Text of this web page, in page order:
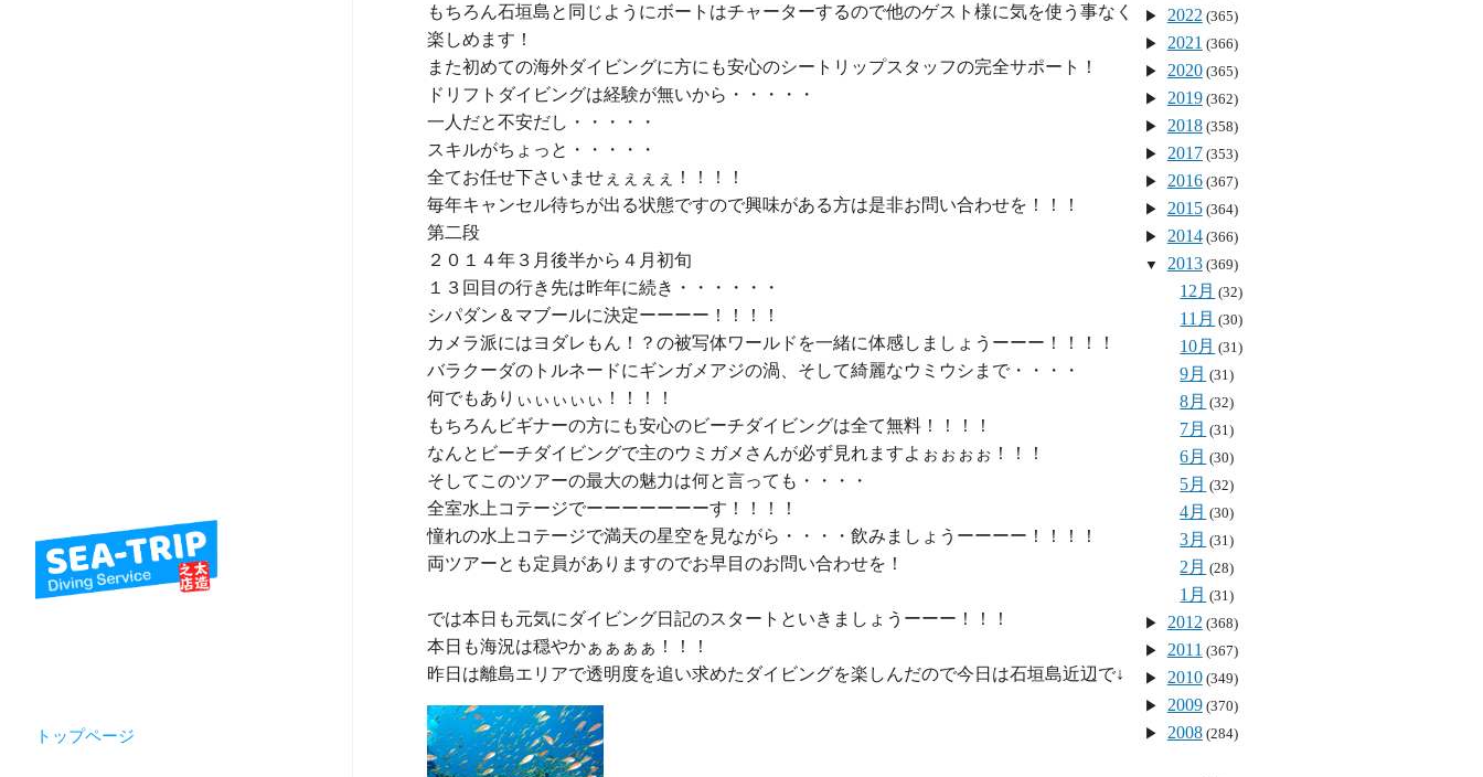
トップページ
もちろん石垣島と同じようにボートはチャーターするので他のゲスト様に気を使う事なく
楽しめます！
また初めての海外ダイビングに方にも安心のシートリップスタッフの完全サポート
！
ドリフトダイビングは経験が無いから・・・・・
一人だと不安だし・・・・・
全てお任せ下さい ませぇぇぇぇ！！！！
毎年キャンセル待ちが出る状態ですので興味がある方は是非お問い合わせを ！！！
第二段
２０１４年 ３月後半から４月初旬
シパダン＆マブール
カメラ派にはヨダレもん！？の被写体ワールド
バラクーダのトルネードにギンガメアジの渦 、そして綺麗なウミウシ まで・・・・
何でもありぃぃぃぃぃ！！！！
もちろん ビギナーの方にも安心のビーチダイビングは全て無料！！！！
なんとビーチダイビングで主のウミガメさんが必ず見れますよぉぉぉぉ！！！
全室水上コテージでーーーーーーーす！！！！
憧れの水上コテージで満天の星空を見ながら・・・・飲みましょう ーーーー！！！！
両ツアーとも定員がありますのでお早目のお問い合わせを！
では本日も元気にダイビング日記のスタートといきましょうーーー！！！
本日も海況は穏やかぁぁぁぁ！！！
2022(365)
2021 (366)
2020(365)
2019(362)
2018(358)
2017(353)
2016(367)
2015(364)
2014(366)
2013(369)
12月 (32)
11月 (30)
10月 (31)
9月 (31)
8月 (32)
7月 (31)
6月 (30)
5月 (32)
4月 (30)
3月 (31)
2月 (28)
1月 (31)
2012(368)
2011 (367)
2010(349)
2009(370)
2008(284)